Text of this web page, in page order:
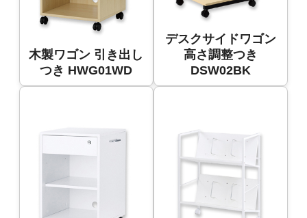
木製ワゴン 引き出し
つき HWG01WD
デスクサイドワゴン
高さ調整つき
DSW02BK